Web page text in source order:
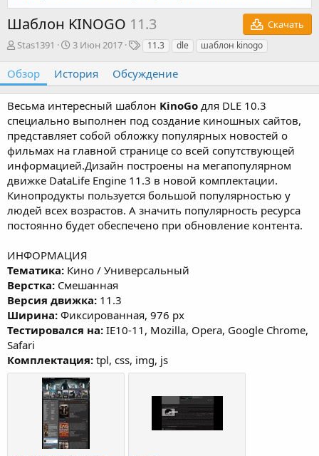
Шаблон KINOGO 11.3
Скачать
А
т
о
р
Stas1391
Д
т
а
с
о
з
д
а
н
и
я
3 Июн 2017
Т
г
и
11.3 dle шаблон kinogo
Обзор История Обсуждение
Весьма интересный шаблон KinoGo для DLE 10.3
специально выполнен под создание киношных сайтов,
представляет собой обложку популярных новостей о
фильмах на главной странице со всей сопутствующей
информацией.Дизайн построены на мегапопулярном
движке DataLife Engine 11.3 в новой комплектации.
Кинопродукты пользуется большой популярностью у
людей всех возрастов. А значить популярность ресурса
постоянно будет обеспечено при обновление контента.
ИНФОРМАЦИЯ
Тематика: Кино / Универсальный
Верстка: Смешанная
Версия движка: 11.3
Ширина: Фиксированная, 976 px
Тестировался на: IE10-11, Mozilla, Opera, Google Chrome,
Safari
Комплектация: tpl, css, img, js